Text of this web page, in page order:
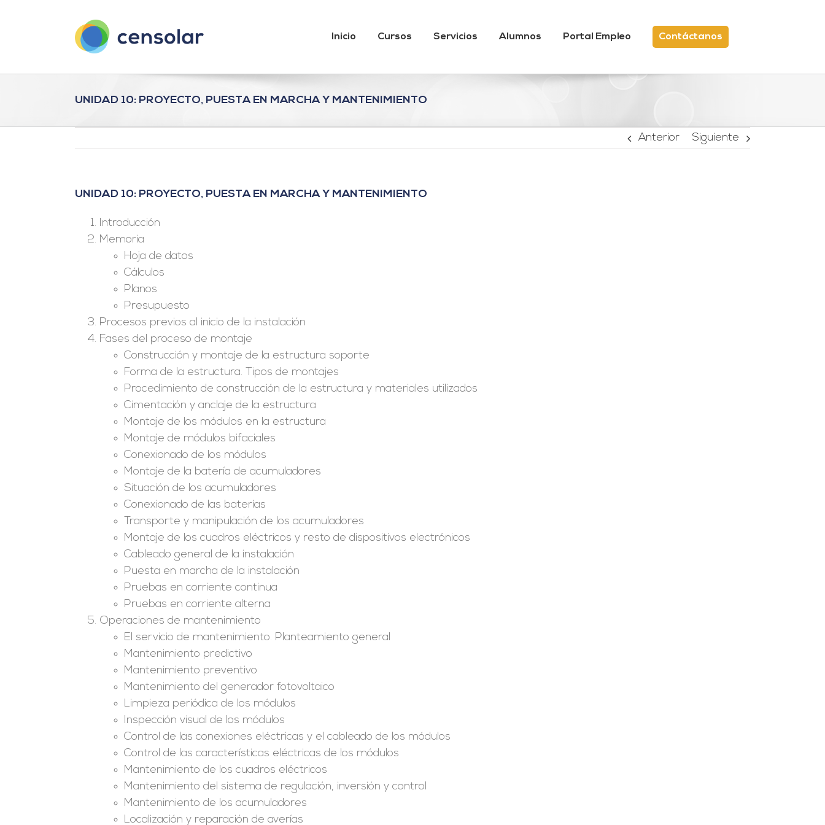
Inicio Cursos Servicios Alumnos Portal Empleo Contáctanos
UNIDAD 10: PROYECTO, PUESTA EN MARCHA Y MANTENIMIENTO
Anterior Siguiente
UNIDAD 10: PROYECTO, PUESTA EN MARCHA Y MANTENIMIENTO
Introducción
Memoria
Hoja de datos
Cálculos
Planos
Presupuesto
Procesos previos al inicio de la instalación
Fases del proceso de montaje
Construcción y montaje de la estructura soporte
Forma de la estructura. Tipos de montajes
Procedimiento de construcción de la estructura y materiales utilizados
Cimentación y anclaje de la estructura
Montaje de los módulos en la estructura
Montaje de módulos bifaciales
Conexionado de los módulos
Montaje de la batería de acumuladores
Situación de los acumuladores
Conexionado de las baterías
Transporte y manipulación de los acumuladores
Montaje de los cuadros eléctricos y resto de dispositivos electrónicos
Cableado general de la instalación
Puesta en marcha de la instalación
Pruebas en corriente continua
Pruebas en corriente alterna
Operaciones de mantenimiento
El servicio de mantenimiento. Planteamiento general
Mantenimiento predictivo
Mantenimiento preventivo
Mantenimiento del generador fotovoltaico
Limpieza periódica de los módulos
Inspección visual de los módulos
Control de las conexiones eléctricas y el cableado de los módulos
Control de las características eléctricas de los módulos
Mantenimiento de los cuadros eléctricos
Mantenimiento del sistema de regulación, inversión y control
Mantenimiento de los acumuladores
Localización y reparación de averías